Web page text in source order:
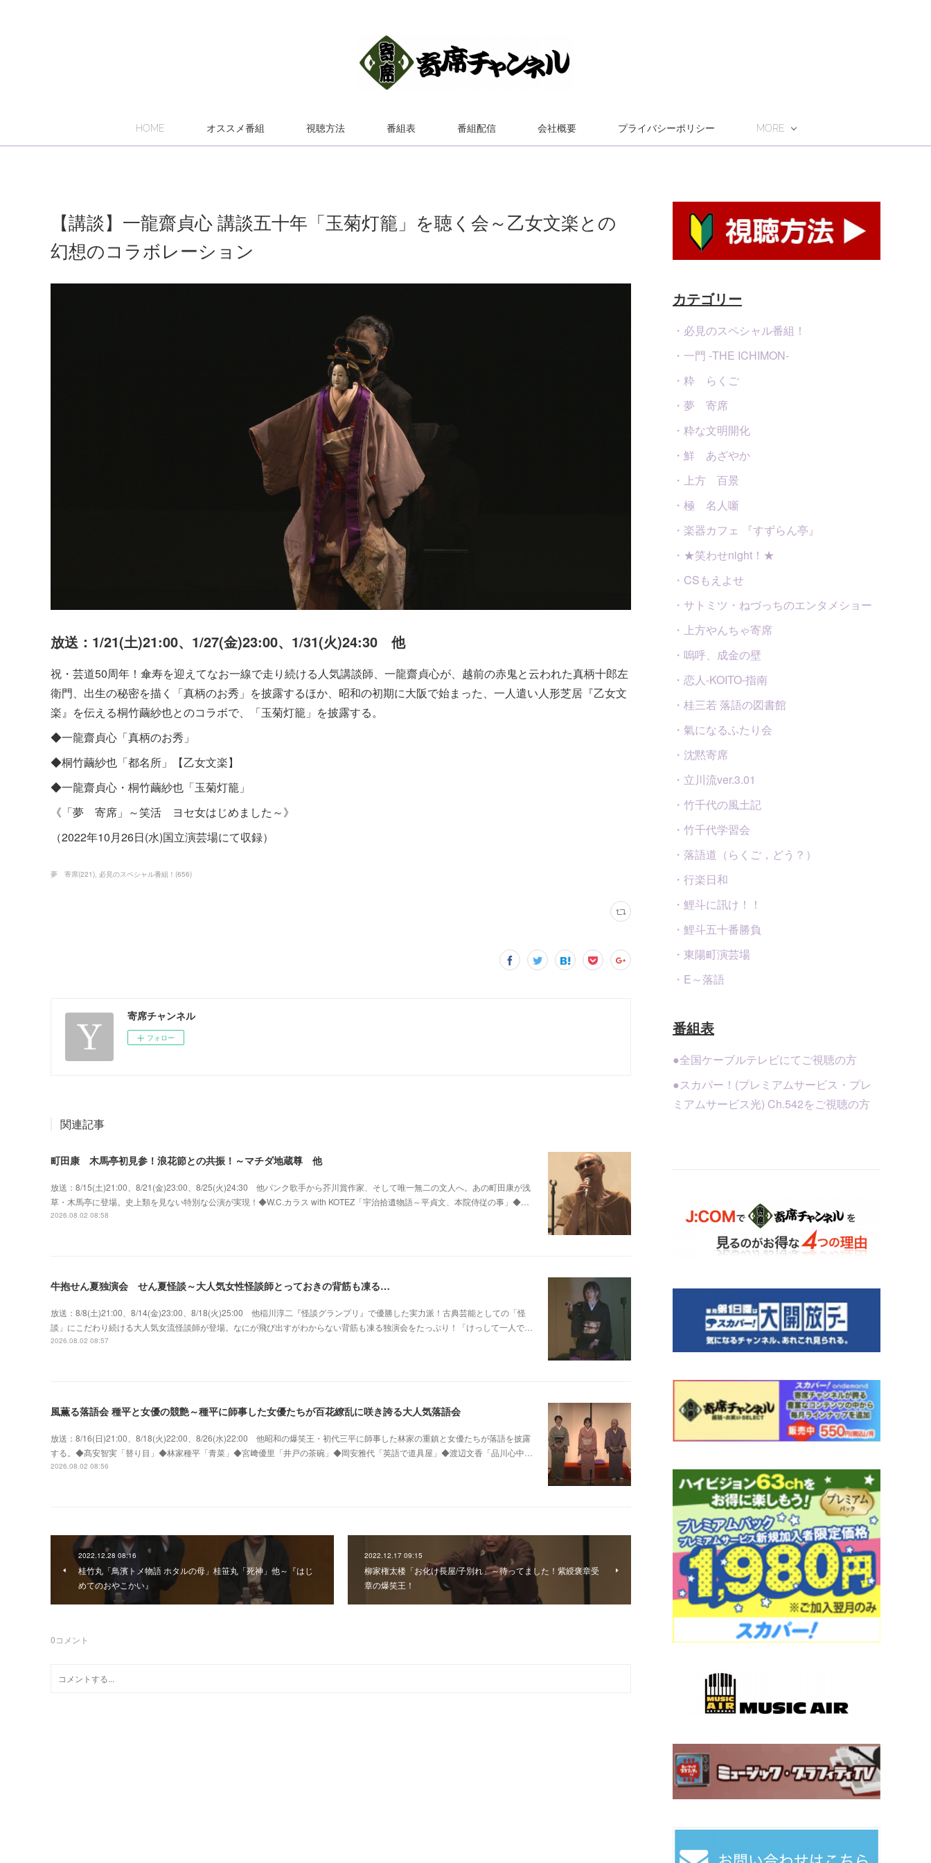
HOME オススメ番組 視聴方法 番組表 番組配信 会社概要 プライバシーポリシー MORE
【講談】一龍齋貞心 講談五十年「玉菊灯籠」を聴く会～乙女文楽との
幻想のコラボレーション
放送：1/21(土)21:00、1/27(金)23:00、1/31(火)24:30 他
祝・芸道50周年！傘寿を迎えてなお一線で走り続ける人気講談師、一龍齋貞心が、越前の赤鬼と云われた真柄十郎左
衛門、出生の秘密を描く「真柄のお秀」を披露するほか、昭和の初期に大阪で始まった、一人遣い人形芝居『乙女文
楽』を伝える桐竹繭紗也とのコラボで、「玉菊灯籠」を披露する。
◆一龍齋貞心「真柄のお秀」
◆桐竹繭紗也「都名所」【乙女文楽】
◆一龍齋貞心・桐竹繭紗也「玉菊灯籠」
《「夢 寄席」～笑活 ヨセ女はじめました～》
（2022年10月26日(水)国立演芸場にて収録）
夢 寄席(221) 必見のスペシャル番組！ (656)
寄席チャンネル
フォロー
関連記事
町田康 木馬亭初見参！浪花節との共振！～マチダ地蔵尊 他
放送：8/15(土)21:00、8/21(金)23:00、8/25(火)24:30 他パンク歌手から芥川賞作家、そして唯一無二の文人へ。あの町田康が浅
草・木馬亭に登場。史上類を見ない特別な公演が実現！◆W.C.カラス with KOTEZ「宇治拾遺物語～平貞文、本院侍従の事」◆…
2026.08.02 08:58
牛抱せん夏独演会 せん夏怪談～大人気女性怪談師とっておきの背筋も凍る…
放送：8/8(土)21:00、8/14(金)23:00、8/18(火)25:00 他稲川淳二『怪談グランプリ』で優勝した実力派！古典芸能としての「怪
談」にこだわり続ける大人気女流怪談師が登場。なにが飛び出すがわからない背筋も凍る独演会をたっぷり！「けっして一人で…
2026.08.02 08:57
風薫る落語会 種平と女優の競艶～種平に師事した女優たちが百花繚乱に咲き誇る大人気落語会
放送：8/16(日)21:00、8/18(火)22:00、8/26(水)22:00 他昭和の爆笑王・初代三平に師事した林家の重鎮と女優たちが落語を披露
する。◆髙安智実「替り目」◆林家種平「青菜」◆宮﨑優里「井戸の茶碗」◆岡安雅代「英語で道具屋」◆渡辺文香「品川心中…
2026.08.02 08:56
2022.12.28 08:16
桂竹丸「鳥濱トメ物語 ホタルの母」桂笹丸「死神」他～『はじ
めてのおやこかい』
2022.12.17 09:15
柳家権太楼「お化け長屋/子別れ」～待ってました！紫綬褒章受
章の爆笑王！
0コメント
カテゴリー
・必見のスペシャル番組！
・一門 -THE ICHIMON-
・粋 らくご
・夢 寄席
・粋な文明開化
・鮮 あざやか
・上方 百景
・極 名人噺
・楽器カフェ 『すずらん亭』
・★笑わせnight！★
・CSもえよせ
・サトミツ・ねづっちのエンタメショー
・上方やんちゃ寄席
・嗚呼、成金の壁
・恋人-KOITO-指南
・桂三若 落語の図書館
・氣になるふたり会
・沈黙寄席
・立川流ver.3.01
・竹千代の風土記
・竹千代学習会
・落語道（らくご，どう？）
・行楽日和
・鯉斗に訊け！！
・鯉斗五十番勝負
・東陽町演芸場
・E～落語
番組表
●全国ケーブルテレビにてご視聴の方
●スカパー！(プレミアムサービス・プレ
ミアムサービス光) Ch.542をご視聴の方